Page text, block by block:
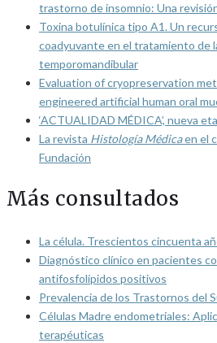
trastorno de insomnio: Una
Toxina botulínica tipo A1. Un
coadyuvante en el tratamiento de
temporomandibular
Evaluation of cryopreservation
engineered artificial human oral
‘ACTUALIDAD MÉDICA’, nueva
La revista Histología Médicaen el
Fundación
Más consultados
La célula. Trescientos cincuenta
Diagnóstico clínico en pacientes
antifosfolípidos positivos
Prevalencia de los Trastornos del
Células Madre endometriales:
terapéuticas